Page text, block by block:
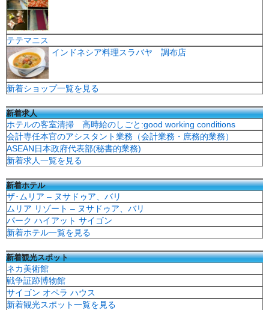
テテマニス
インドネシア料理スラバヤ 調布店
新着ショップ一覧を見る
新着求人
ホテルの客室清掃 高時給のしごと:good working conditions
会計専任本官のアシスタント業務（会計業務・庶務的業務）
ASEAN日本政府代表部(秘書的業務)
新着求人一覧を見る
新着ホテル
ザ･ムリア – ヌサドゥア、バリ
ムリア リゾート – ヌサドゥア、バリ
パーク ハイアット サイゴン
新着ホテル一覧を見る
新着観光スポット
ネカ美術館
戦争証跡博物館
サイゴン オペラ ハウス
新着観光スポット一覧を見る